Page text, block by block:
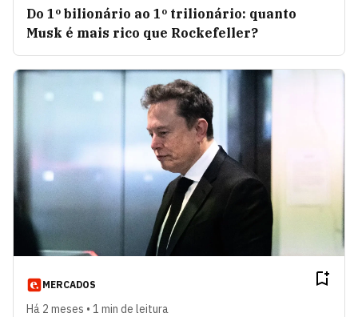
Do 1º bilionário ao 1º trilionário: quanto
Musk é mais rico que Rockefeller?
MERCADOS
Há 2 meses • 1 min de leitura